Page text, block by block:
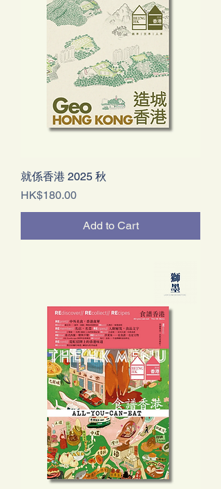
就係香港 2025 秋
Price
HK$180.00
Add to Cart